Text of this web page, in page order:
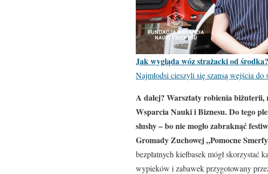
Jak wygląda wóz strażacki od
Najmłodsi cieszyli się szansą wejścia
A dalej? Warsztaty robienia biżuterii,
Wsparcia Nauki i Biznesu. Do tego
slushy – bo nie mogło zabraknąć
Gromady Zuchowej „Pomocne
bezpłatnych kiełbasek mógł
wypieków i zabawek przygotowany